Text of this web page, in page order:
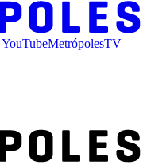
YouTubeMetrópolesTV